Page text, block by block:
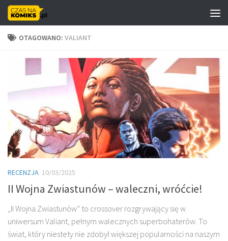
Skip to content
OTAGOWANO: VALIANT
RECENZJA 10/03/2025
II Wojna Zwiastunów – waleczni, wróćcie!
„II Wojna Zwiastunów” to crossover rozgrywający się w
uniwersum Valiant, pełnym walecznych superbohaterów. To
świat, który niestety nie zdobył większej popularności na naszym